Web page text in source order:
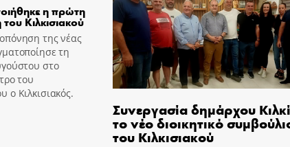
η πρώτη
Κιλκισιακού
της νέας
τη
στο
του
ο Κιλκισιακός.
Συνεργασία δημάρχου
το νέο διοικητικό
του Κιλκισιακού